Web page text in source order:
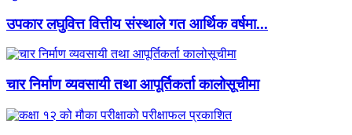
उपकार लघुवित्त वित्तीय संस्थाले गत आर्थिक वर्षमा...
चार निर्माण व्यवसायी तथा आपूर्तिकर्ता कालोसूचीमा